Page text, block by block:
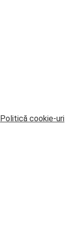
Politică cookie-uri